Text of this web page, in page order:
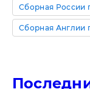
Сборная России
Сборная Англии